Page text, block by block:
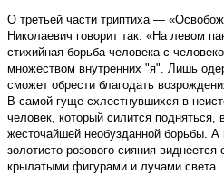
О третьей части триптиха —
Николаевич говорит так: «На левом
стихийная борьба человека с
множеством внутренних "я". Лишь
сможет обрести благодать
В самой гуще схлестнувшихся в
человек, который силится подняться,
жесточайшей необузданной борьбы.
золотисто-розового сияния
крылатыми фигурами и лучами